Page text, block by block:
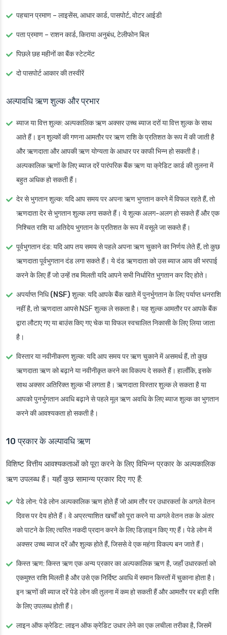
पहचान प्रमाण – लाइसेंस, आधार कार्ड, पासपोर्ट, वोटर आईडी
पता प्रमाण – राशन कार्ड, किराया अनुबंध, टेलीफोन बिल
पिछले छह महीनों का बैंक स्टेटमेंट
दो पासपोर्ट आकार की तस्वीरें
अल्पावधि ऋण शुल्क और प्रभार
ब्याज या वित्त शुल्क: अल्पकालिक ऋण अक्सर उच्च ब्याज दरों या वित्त शुल्क के साथ
आते हैं। इन शुल्कों की गणना आमतौर पर ऋण राशि के प्रतिशत के रूप में की जाती है
और ऋणदाता और आपकी ऋण योग्यता के आधार पर काफी भिन्न हो सकती है।
अल्पकालिक ऋणों के लिए ब्याज दरें पारंपरिक बैंक ऋण या क्रेडिट कार्ड की तुलना में
बहुत अधिक हो सकती हैं।
देर से भुगतान शुल्क: यदि आप समय पर अपना ऋण भुगतान करने में विफल रहते हैं, तो
ऋणदाता देर से भुगतान शुल्क लगा सकते हैं। ये शुल्क अलग-अलग हो सकते हैं और एक
निश्चित राशि या अतिदेय भुगतान के प्रतिशत के रूप में वसूले जा सकते हैं।
पूर्वभुगतान दंड: यदि आप तय समय से पहले अपना ऋण चुकाने का निर्णय लेते हैं, तो कुछ
ऋणदाता पूर्वभुगतान दंड लगा सकते हैं। ये दंड ऋणदाता को उस ब्याज आय की भरपाई
करने के लिए हैं जो उन्हें तब मिलती यदि आपने सभी निर्धारित भुगतान कर दिए होते।
अपर्याप्त निधि (NSF) शुल्क: यदि आपके बैंक खाते में पुनर्भुगतान के लिए पर्याप्त धनराशि
नहीं है, तो ऋणदाता आपसे NSF शुल्क ले सकता है। यह शुल्क आमतौर पर आपके बैंक
द्वारा लौटाए गए या बाउंस किए गए चेक या विफल स्वचालित निकासी के लिए लिया जाता
है।
विस्तार या नवीनीकरण शुल्क: यदि आप समय पर ऋण चुकाने में असमर्थ हैं, तो कुछ
ऋणदाता ऋण को बढ़ाने या नवीनीकृत करने का विकल्प दे सकते हैं। हालाँकि, इसके
साथ अक्सर अतिरिक्त शुल्क भी लगता है। ऋणदाता विस्तार शुल्क ले सकता है या
आपको पुनर्भुगतान अवधि बढ़ाने से पहले मूल ऋण अवधि के लिए ब्याज शुल्क का भुगतान
करने की आवश्यकता हो सकती है।
10 प्रकार के अल्पावधि ऋण
विशिष्ट वित्तीय आवश्यकताओं को पूरा करने के लिए विभिन्न प्रकार के अल्पकालिक
ऋण उपलब्ध हैं। यहाँ कुछ सामान्य प्रकार दिए गए हैं:
पेडे लोन: पेडे लोन अल्पकालिक ऋण होते हैं जो आम तौर पर उधारकर्ता के अगले वेतन
दिवस पर देय होते हैं। वे अप्रत्याशित खर्चों को पूरा करने या अगले वेतन तक के अंतर
को पाटने के लिए त्वरित नकदी प्रदान करने के लिए डिज़ाइन किए गए हैं। पेडे लोन में
अक्सर उच्च ब्याज दरें और शुल्क होते हैं, जिससे वे एक महंगा विकल्प बन जाते हैं।
किस्त ऋण: किस्त ऋण एक अन्य प्रकार का अल्पकालिक ऋण है, जहाँ उधारकर्ता को
एकमुश्त राशि मिलती है और उसे एक निर्दिष्ट अवधि में समान किस्तों में चुकाना होता है।
इन ऋणों की ब्याज दरें पेडे लोन की तुलना में कम हो सकती हैं और आमतौर पर बड़ी राशि
के लिए उपलब्ध होती हैं।
लाइन ऑफ क्रेडिट: लाइन ऑफ क्रेडिट उधार लेने का एक लचीला तरीका है, जिसमें